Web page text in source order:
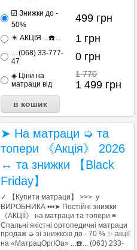
☑️ Знижки до -
50%
499 грн
✴️ АКЦІЯ ...☎️... 1 грн
... (068) 33-777-
47
0 грн
◈ Ціни на
матраци від
1 770
1 499 грн
➤ На матраци ➭ та
топери 《Акція》 2026
↔ та знижки 【Black
Friday】
✓ 【Купити матраци】 >>> у
ВИРОБНИКА •••➤ Постійні знижки
《АКЦІЇ》 на матраци та топери ≡
Спальні якістні ортопедичні матраци
продаж ➭ зі знижкою до - 70 % ✨ акції
на «МатрацОргЮа» ...☎️... (063) 233-